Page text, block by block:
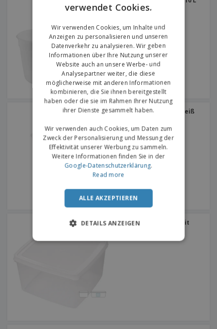
Lebensmittelbehälter Weiß
Lebensmittelbehälter mit
ENGLISH
verwendet Cookies.
Wir verwenden Cookies, um Inhalte und
Anzeigen zu personalisieren und unseren
Datenverkehr zu analysieren. Wir geben
Informationen über Ihre Nutzung unserer
Website auch an unsere Werbe- und
Analysepartner weiter, die diese
möglicherweise mit anderen Informationen
kombinieren, die Sie ihnen bereitgestellt
haben oder die sie im Rahmen Ihrer Nutzung
ihrer Dienste gesammelt haben.
Wir verwenden auch Cookies, um Daten zum
Zweck der Personalisierung und Messung der
Effektivität unserer Werbung zu sammeln.
Weitere Informationen finden Sie in der
Google-Datenschutzerklärung.
Read more
ALLE AKZEPTIEREN
DETAILS ANZEIGEN